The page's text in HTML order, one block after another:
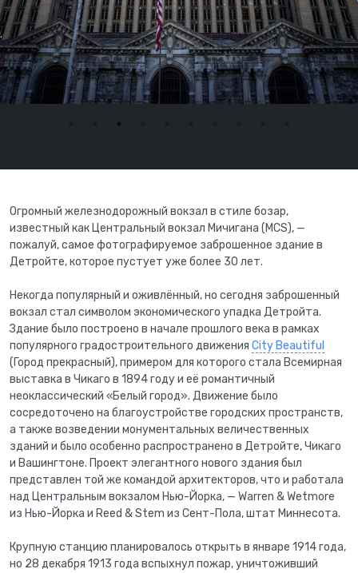
Огромный железнодорожный вокзал в стиле бозар,
известный как Центральный вокзал Мичигана (MCS), —
пожалуй, самое фотографируемое заброшенное здание в
Детройте, которое пустует уже более 30 лет.
Некогда популярный и оживлённый, но сегодня заброшенный
вокзал стал символом экономического упадка Детройта.
Здание было построено в начале прошлого века в рамках
популярного градостроительного движения City Beautiful
(Город прекрасный), примером для которого стала Всемирная
выставка в Чикаго в 1894 году и её романтичный
неоклассический «Белый город». Движение было
сосредоточено на благоустройстве городских пространств,
а также возведении монументальных величественных
зданий и было особенно распространено в Детройте, Чикаго
и Вашингтоне. Проект элегантного нового здания был
представлен той же командой архитекторов, что и работала
над Центральным вокзалом Нью-Йорка, — Warren & Wetmore
из Нью-Йорка и Reed & Stem из Сент-Пола, штат Миннесота.
Крупную станцию планировалось открыть в январе 1914 года,
но 28 декабря 1913 года вспыхнул пожар, уничтоживший